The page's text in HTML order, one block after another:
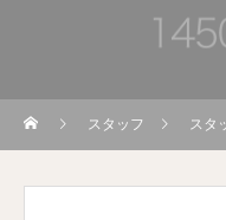
スタッフ スタ